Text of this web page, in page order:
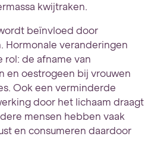
kwijtraken.
beïnvloed door
Hormonale veranderingen
rol: de afname van
en oestrogeen bij vrouwen
Ook een verminderde
door het lichaam draagt
mensen hebben vaak
en consumeren daardoor